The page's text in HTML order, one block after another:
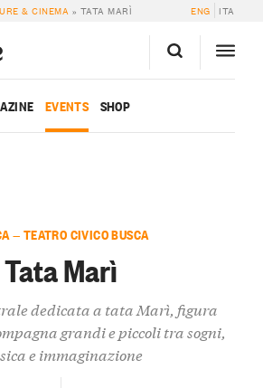
& CINEMA » TATA MARÌ ENG ITA
EVENTS SHOP
— TEATRO CIVICO BUSCA
Tata Marì
dedicata a tata Marì, figura
grandi e piccoli tra sogni,
e immaginazione